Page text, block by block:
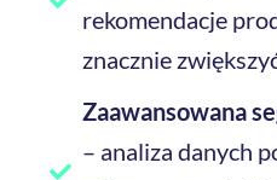
rekomendacje
znacznie
Zaawansowana
– analiza danych